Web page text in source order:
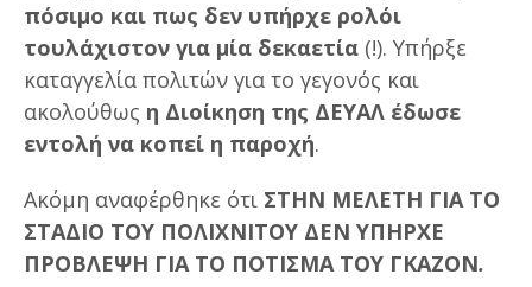
πόσιμο και πως δεν υπήρχε ρολόι
τουλάχιστον για μία δεκαετία (!). Υπήρξε
καταγγελία πολιτών για το γεγονός και
ακολούθως η Διοίκηση της ΔΕΥΑΛ έδωσε
εντολή να κοπεί η παροχή.
Ακόμη αναφέρθηκε ότι ΣΤΗΝ ΜΕΛΕΤΗ ΓΙΑ ΤΟ
ΣΤΑΔΙΟ ΤΟΥ ΠΟΛΙΧΝΙΤΟΥ ΔΕΝ ΥΠΗΡΧΕ
ΠΡΟΒΛΕΨΗ ΓΙΑ ΤΟ ΠΟΤΙΣΜΑ ΤΟΥ ΓΚΑΖΟΝ.